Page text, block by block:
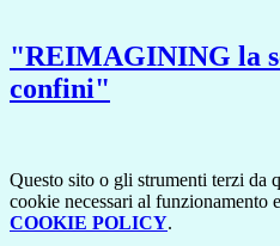
"REIMAGINING la
confini"
Questo sito o gli strumenti terzi da
cookie necessari al
COOKIE POLICY.